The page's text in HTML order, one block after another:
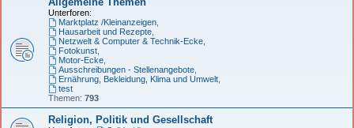
Unterforen:
Marktplatz /Kleinanzeigen,
Hausarbeit und Rezepte,
Netzwelt & Computer & Technik-Ecke,
Fotokunst,
Motor-Ecke,
Ausschreibungen - Stellenangebote,
Ernährung, Bekleidung, Klima und Umwelt,
test
Themen: 793
Religion, Politik und Gesellschaft